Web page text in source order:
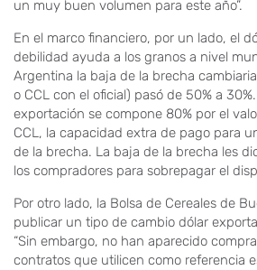
un muy buen volumen para este año”.
En el marco financiero, por un lado, el
debilidad ayuda a los granos a nivel
Argentina la baja de la brecha
o CCL con el oficial) pasó de 50% a
exportación se compone 80% por el
CCL, la capacidad extra de pago para
de la brecha. La baja de la brecha les
los compradores para sobrepagar el
Por otro lado, la Bolsa de Cereales de
publicar un tipo de cambio dólar
“Sin embargo, no han aparecido
contratos que utilicen como referencia